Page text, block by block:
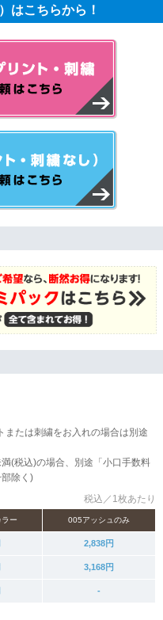
はこちらから！
たは刺繍をお入れの場合は別途
(税込)の場合、別途「小口手数料
除く)
税込／1枚あたり
ー 005アッシュのみ
2,838円
3,168円
-